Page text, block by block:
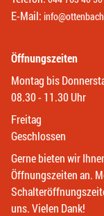
E-Mail:
Öffnungszeiten
Montag bis
08.30 - 11.30 Uhr
Freitag
Geschlossen
Gerne bieten wir
Öffnungszeiten an.
uns. Vielen Dank!